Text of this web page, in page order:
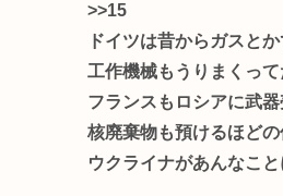
>>15
ドイツは昔からガスと
工作機械もうりまくって
フランスもロシアに武器
核廃棄物も預けるほどの
ウクライナがあんなこ